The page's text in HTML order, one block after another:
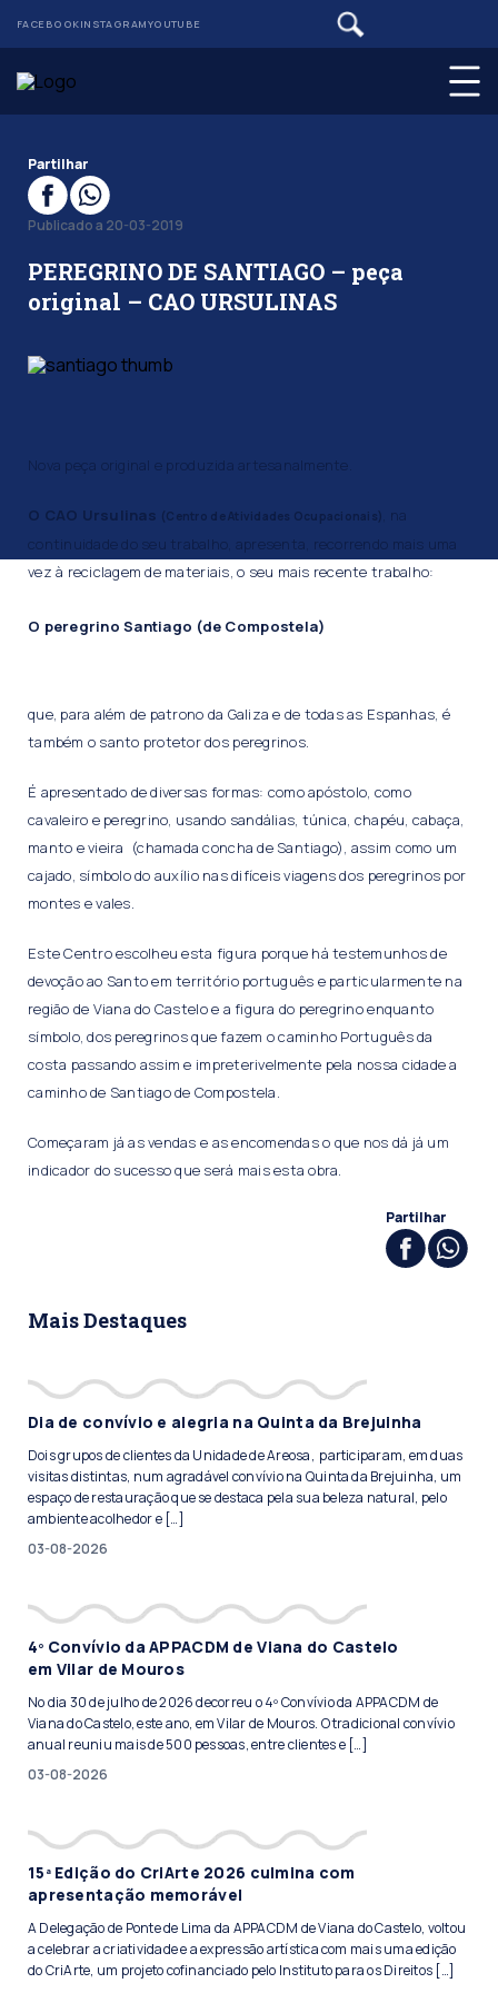
FACEBOOKINSTAGRAMYOUTUBE
Partilhar
Publicado a 20-03-2019
PEREGRINO DE SANTIAGO – peça
original – CAO URSULINAS
Nova peça original e produzida artesanalmente.
O CAO Ursulinas (Centro de Atividades Ocupacionais)
, na
continuidade do seu trabalho, apresenta, recorrendo mais uma
vez à reciclagem de materiais, o seu mais recente trabalho:
O peregrino Santiago (de Compostela)
que, para além de patrono da Galiza e de todas as Espanhas, é
também o santo protetor dos peregrinos.
É apresentado de diversas formas: como apóstolo, como
cavaleiro e peregrino, usando sandálias, túnica, chapéu, cabaça,
manto e vieira (chamada concha de Santiago), assim como um
cajado, símbolo do auxílio nas difíceis viagens dos peregrinos por
montes e vales.
Este Centro escolheu esta figura porque há testemunhos de
devoção ao Santo em território português e particularmente na
região de Viana do Castelo e a figura do peregrino enquanto
símbolo, dos peregrinos que fazem o caminho Português da
costa passando assim e impreterivelmente pela nossa cidade a
caminho de Santiago de Compostela.
Começaram já as vendas e as encomendas o que nos dá já um
indicador do sucesso que será mais esta obra.
Partilhar
Mais Destaques
Dia de convívio e alegria na Quinta da Brejuinha
Dois grupos de clientes da Unidade de Areosa, participaram, em duas
visitas distintas, num agradável convívio na Quinta da Brejuinha, um
espaço de restauração que se destaca pela sua beleza natural, pelo
ambiente acolhedor e […]
03-08-2026
4º Convívio da APPACDM de Viana do Castelo
em Vilar de Mouros
No dia 30 de julho de 2026 decorreu o 4º Convívio da APPACDM de
Viana do Castelo, este ano, em Vilar de Mouros. O tradicional convívio
anual reuniu mais de 500 pessoas, entre clientes e […]
03-08-2026
15ª Edição do CriArte 2026 culmina com
apresentação memorável
A Delegação de Ponte de Lima da APPACDM de Viana do Castelo, voltou
a celebrar a criatividade e a expressão artística com mais uma edição
do CriArte, um projeto cofinanciado pelo Instituto para os Direitos […]